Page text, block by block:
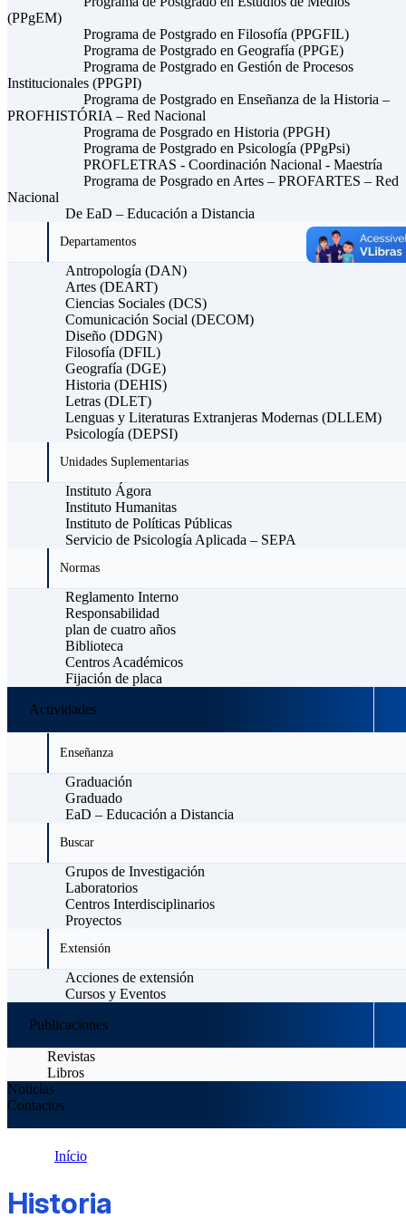
(PPgEM)
Programa de Postgrado en Filosofía (PPGFIL)
Programa de Postgrado en Geografía (PPGE)
Programa de Postgrado en Gestión de Procesos
Institucionales (PPGPI)
Programa de Postgrado en Enseñanza de la Historia –
PROFHISTÓRIA – Red Nacional
Programa de Posgrado en Historia (PPGH)
Programa de Postgrado en Psicología (PPgPsi)
PROFLETRAS - Coordinación Nacional - Maestría
Programa de Posgrado en Artes – PROFARTES – Red
Nacional
De EaD – Educación a Distancia
Departamentos
Antropología (DAN)
Artes (DEART)
Ciencias Sociales (DCS)
Comunicación Social (DECOM)
Diseño (DDGN)
Filosofía (DFIL)
Geografía (DGE)
Historia (DEHIS)
Letras (DLET)
Lenguas y Literaturas Extranjeras Modernas (DLLEM)
Psicología (DEPSI)
Unidades Suplementarias
Instituto Ágora
Instituto Humanitas
Instituto de Políticas Públicas
Servicio de Psicología Aplicada – SEPA
Normas
Reglamento Interno
Responsabilidad
plan de cuatro años
Biblioteca
Centros Académicos
Fijación de placa
Actividades
Enseñanza
Graduación
Graduado
EaD – Educación a Distancia
Buscar
Grupos de Investigación
Laboratorios
Centros Interdisciplinarios
Proyectos
Extensión
Acciones de extensión
Cursos y Eventos
Publicaciones
Revistas
Libros
Noticias
Contactos
Início
Historia